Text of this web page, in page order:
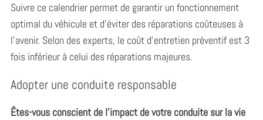
Suivre ce calendrier permet de garantir un fonctionnement
optimal du véhicule et d’éviter des réparations coûteuses à
l’avenir. Selon des experts, le coût d’entretien préventif est 3
fois inférieur à celui des réparations majeures.
Adopter une conduite responsable
Êtes-vous conscient de l’impact de votre conduite sur la vie